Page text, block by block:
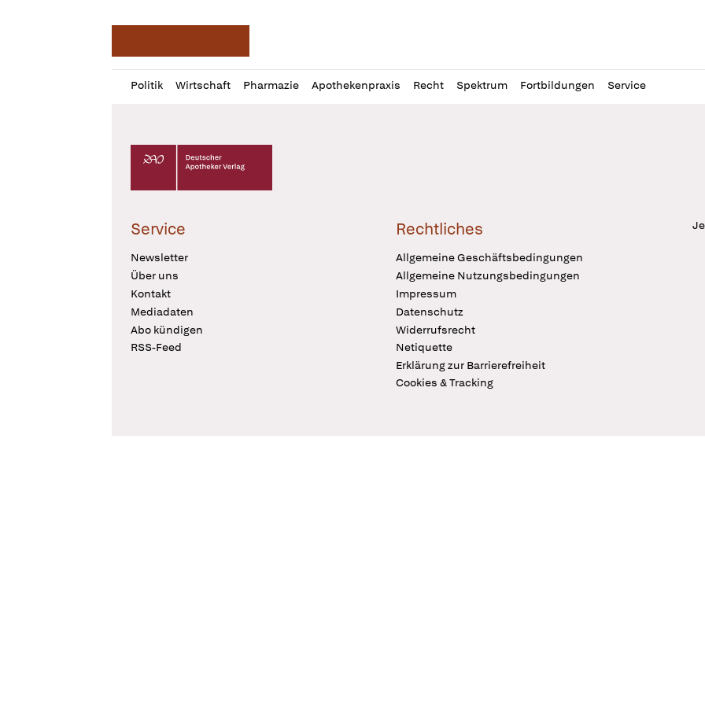
Politik Wirtschaft Pharmazie Apothekenpraxis Recht Spektrum Fortbildungen Service
Profil
öffnen
Daz
Pur
Deutscher Apotheker Verlag Logo
Service
Newsletter
Über uns
Kontakt
Mediadaten
Abo kündigen
RSS-Feed
Rechtliches
Allgemeine Geschäftsbedingungen
Allgemeine Nutzungsbedingungen
Impressum
Datenschutz
Widerrufsrecht
Netiquette
Erklärung zur Barrierefreiheit
Cookies & Tracking